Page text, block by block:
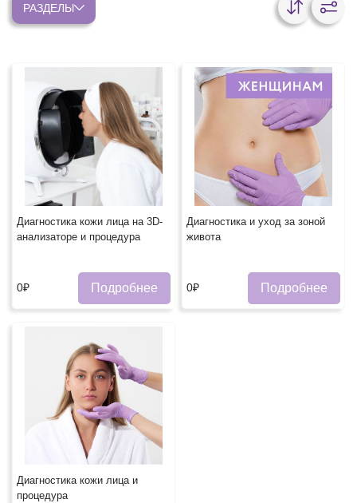
РАЗДЕЛЫ
Диагностика кожи лица на 3D-
анализаторе и процедура
0₽ Подробнее
Диагностика и уход за зоной
живота
0₽ Подробнее
Диагностика кожи лица и
процедура